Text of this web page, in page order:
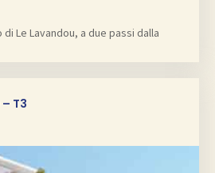
Le Lavandou, a due passi dalla
– T3